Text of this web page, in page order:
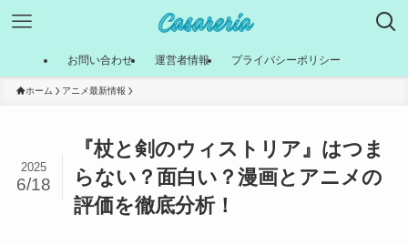
お問い合わせ 運営者情報 プライバシーポリシー
ホーム アニメ最新情報
『杖と剣のウィストリア』はつま
らない？面白い？漫画とアニメの
評価を徹底分析！
2025
6/18